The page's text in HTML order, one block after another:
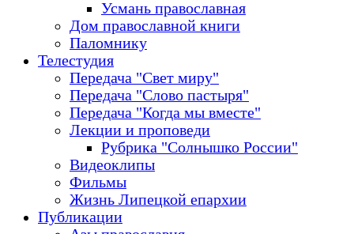
Усмань православная
Дом православной книги
Паломнику
Телестудия
Передача "Свет миру"
Передача "Слово пастыря"
Передача "Когда мы вместе"
Лекции и проповеди
Рубрика "Солнышко России"
Видеоклипы
Фильмы
Жизнь Липецкой епархии
Публикации